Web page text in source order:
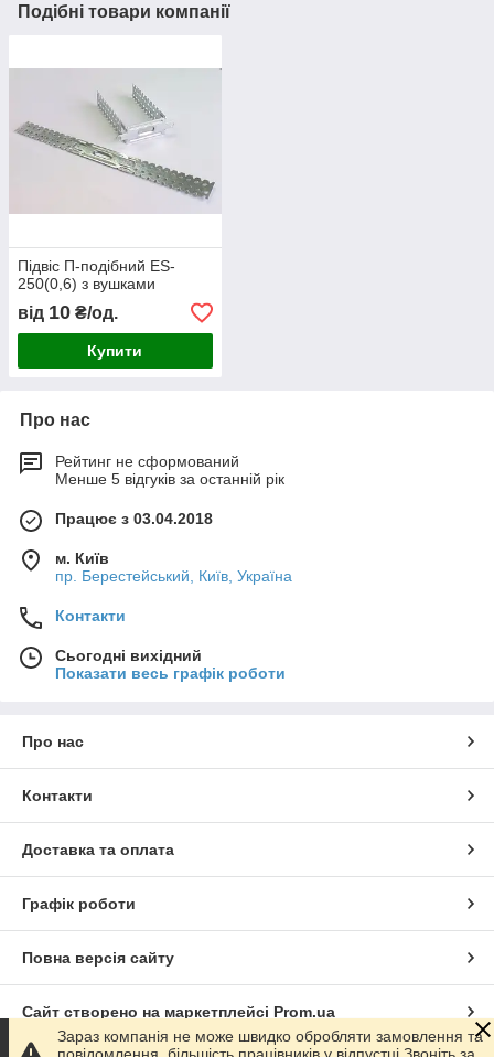
Подібні товари компанії
Підвіс П-подібний ES-
250(0,6) з вушками
від 10 ₴/од.
Купити
Про нас
Рейтинг не сформований
Менше 5 відгуків за останній рік
Працює з 03.04.2018
м. Київ
пр. Берестейський, Київ, Україна
Контакти
Сьогодні вихідний
Показати весь графік роботи
Про нас
Контакти
Доставка та оплата
Графік роботи
Повна версія сайту
Сайт створено на маркетплейсі Prom.ua
Зараз компанія не може швидко обробляти замовлення та